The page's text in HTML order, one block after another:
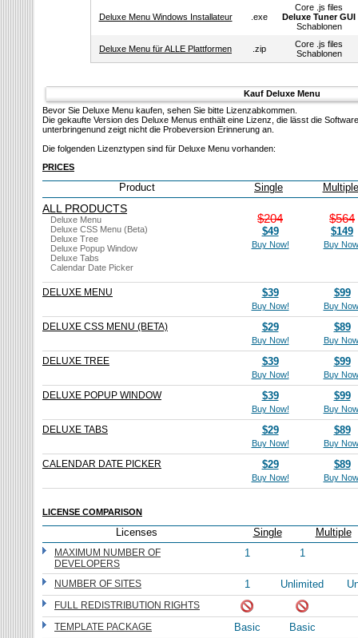
Deluxe Menu Windows Installateur .exe
Core .js files
Deluxe Tuner GUI
Schablonen
Deluxe Menu für ALLE Plattformen .zip
Core .js files
Schablonen
Kauf Deluxe Menu
Bevor Sie Deluxe Menu kaufen, sehen Sie bitte Lizenzabkommen.
Die gekaufte Version des Deluxe Menus enthält eine Lizenz, die lässt die
unterbringenund zeigt nicht die Probeversion Erinnerung an.
Die folgenden Lizenztypen sind für Deluxe Menu vorhanden:
PRICES
Product Single Multiple
ALL PRODUCTS
Deluxe Menu
Deluxe CSS Menu (Beta)
Deluxe Tree
Deluxe Popup Window
Deluxe Tabs
Calendar Date Picker
$204
$49
Buy Now!
$564
$149
Buy
DELUXE MENU $39
Buy Now!
$99
Buy
DELUXE CSS MENU (BETA) $29
Buy Now!
$89
Buy
DELUXE TREE $39
Buy Now!
$99
Buy
DELUXE POPUP WINDOW $39
Buy Now!
$99
Buy
DELUXE TABS $29
Buy Now!
$89
Buy
CALENDAR DATE PICKER $29
Buy Now!
$89
Buy
LICENSE COMPARISON
Licenses Single Multiple
MAXIMUM NUMBER OF
DEVELOPERS
1 1
NUMBER OF SITES 1 Unlimited
FULL REDISTRIBUTION RIGHTS
TEMPLATE PACKAGE
Basic Basic